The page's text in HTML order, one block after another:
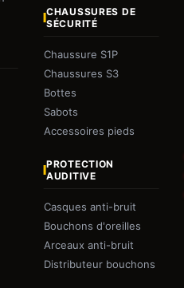
CHAUSSURES DE
SÉCURITÉ
Chaussure S1P
Chaussures S3
Bottes
Sabots
Accessoires pieds
PROTECTION
AUDITIVE
Casques anti-bruit
Bouchons d'oreilles
Arceaux anti-bruit
Distributeur bouchons